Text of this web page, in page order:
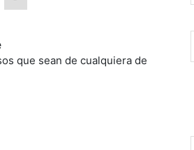
que sean de cualquiera de